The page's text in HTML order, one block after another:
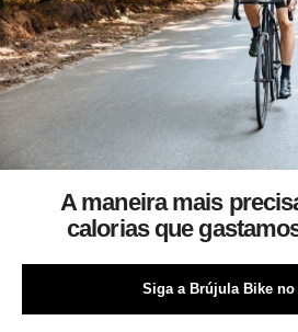
A maneira mais
calorias que
Siga a Brújula Bike no